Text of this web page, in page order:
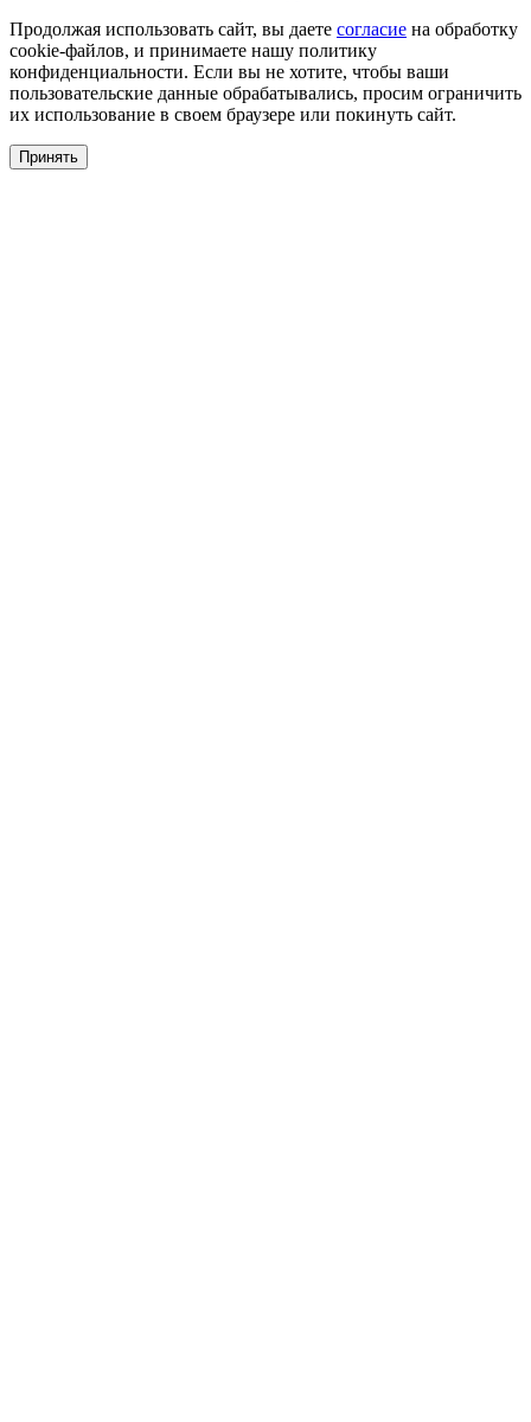
Продолжая использовать сайт, вы даете согласие на обработку
cookie-файлов, и принимаете нашу политику
конфиденциальности. Если вы не хотите, чтобы ваши
пользовательские данные обрабатывались, просим ограничить
их использование в своем браузере или покинуть сайт.
Принять